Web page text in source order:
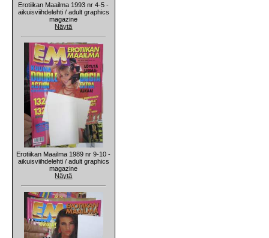
Erotiikan Maailma 1993 nr 4-5 -
aikuisviihdelehti / adult graphics
magazine
Näytä
Erotiikan Maailma 1989 nr 9-10 -
aikuisviihdelehti / adult graphics
magazine
Näytä